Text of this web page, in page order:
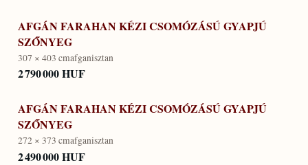
AFGÁN FARAHAN KÉZI CSOMÓZÁSÚ GYAPJÚ
SZŐNYEG
307 × 403 cmafganisztan
2 790 000 HUF
AFGÁN FARAHAN KÉZI CSOMÓZÁSÚ GYAPJÚ
SZŐNYEG
272 × 373 cmafganisztan
2 490 000 HUF